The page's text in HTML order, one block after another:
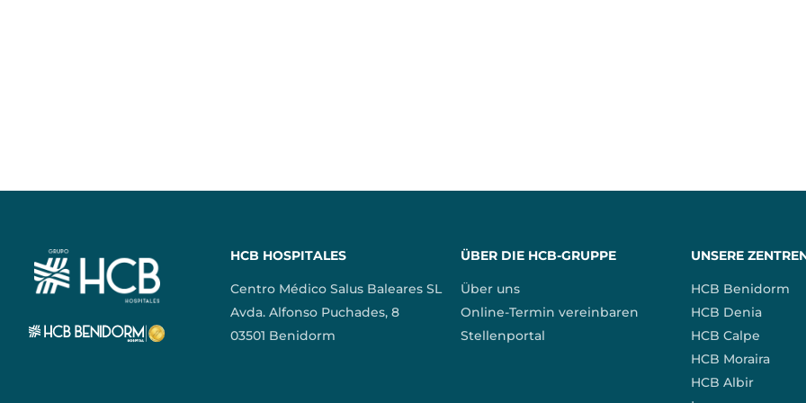
HCB HOSPITALES
Centro Médico Salus Baleares SL
Avda. Alfonso Puchades, 8
03501 Benidorm
ÜBER DIE HCB-GRUPPE
Über uns
Online-Termin vereinbaren
Stellenportal
UNSERE
HCB Benidorm
HCB Denia
HCB Calpe
HCB Moraira
HCB Albir